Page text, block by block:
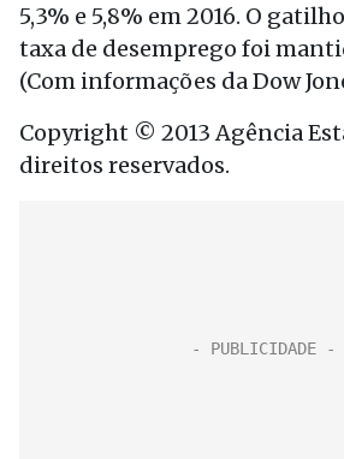
5,3% e 5,8% em 2016. O
taxa de desemprego foi
(Com informações da Dow
Copyright © 2013 Agência
direitos reservados.